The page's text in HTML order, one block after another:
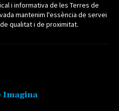
i informativa de les Terres de
mantenim l'essència de servei
qualitat i de proximitat.
Imagina